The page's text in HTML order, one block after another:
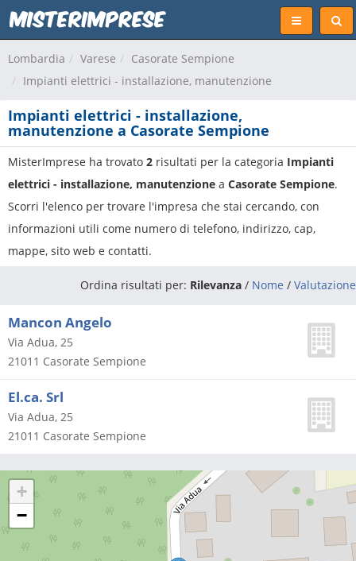
Lombardia Varese
Casorate Sempione
Impianti elettrici - installazione, manutenzione
Impianti elettrici - installazione,
manutenzione a Casorate Sempione
MisterImprese ha trovato 2 risultati per la categoria Impianti
elettrici - installazione, manutenzione a Casorate Sempione.
Scorri l'elenco per trovare l'impresa che stai cercando, con
informazioni utili come numero di telefono, indirizzo, cap,
mappe, sito web e contatti.
Ordina risultati per: Rilevanza / Nome / Valutazione
Mancon Angelo
Via Adua, 25
21011 Casorate Sempione
El.ca. Srl
Via Adua, 25
21011 Casorate Sempione
+
−